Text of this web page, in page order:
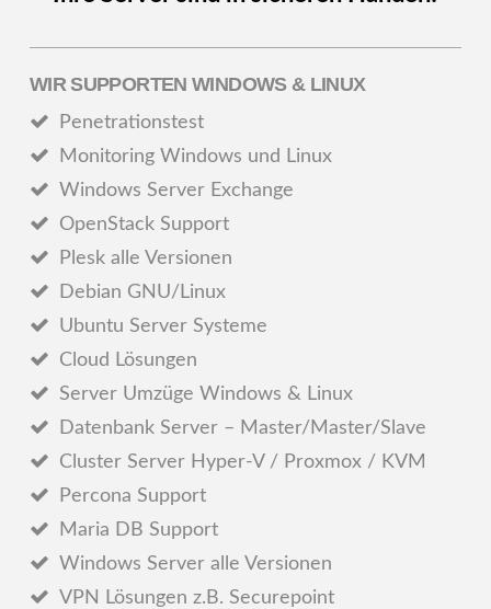
Hand
Linux
Admin
WIR SUPPORTEN WINDOWS & LINUX
Penetrationstest
Monitoring Windows und Linux
Windows Server Exchange
OpenStack Support
Plesk alle Versionen
Debian GNU/Linux
Ubuntu Server Systeme
Cloud Lösungen
Server Umzüge Windows & Linux
Datenbank Server – Master/Master/Slave
Cluster Server Hyper-V / Proxmox / KVM
Percona Support
Maria DB Support
Windows Server alle Versionen
VPN Lösungen z.B. Securepoint